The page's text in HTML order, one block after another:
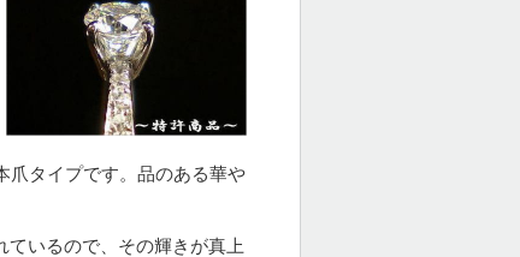
爪タイプです。品のある華や
ているので、その輝きが真上